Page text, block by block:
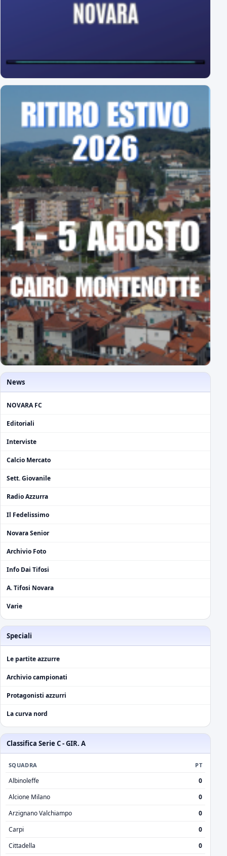
News
NOVARA FC
Editoriali
Interviste
Calcio Mercato
Sett. Giovanile
Radio Azzurra
Il Fedelissimo
Novara Senior
Archivio Foto
Info Dai Tifosi
A. Tifosi Novara
Varie
Speciali
Le partite azzurre
Archivio campionati
Protagonisti azzurri
La curva nord
Classifica Serie C - GIR. A
SQUADRA PT
Albinoleffe
0
Alcione Milano
0
Arzignano Valchiampo
0
Carpi
0
Cittadella
0